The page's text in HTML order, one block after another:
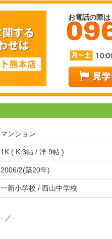
お電話の際
マンション
1K ( K 3帖 / 洋 9帖 )
2006/2(築20年)
一新小学校 / 西山中学校
−／−